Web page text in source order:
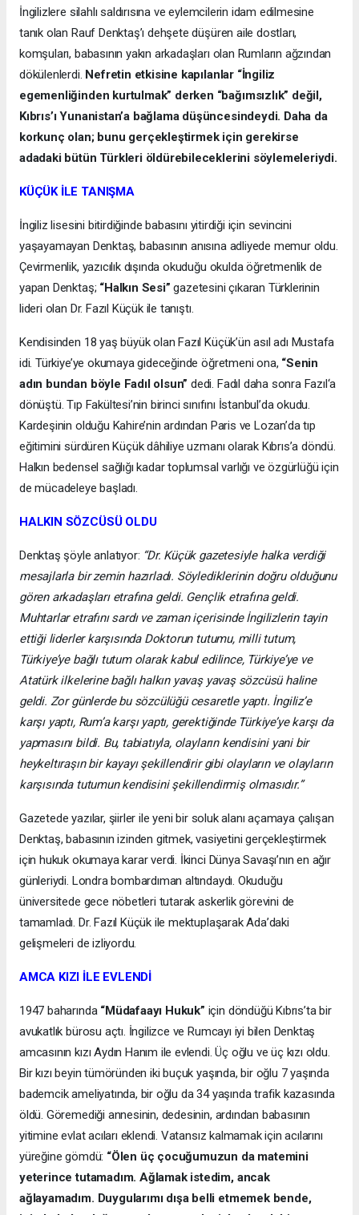
İngilizlere silahlı saldırısına ve eylemcilerin idam edilmesine
tanık olan Rauf Denktaş’ı dehşete düşüren aile dostları,
komşuları, babasının yakın arkadaşları olan Rumların ağzından
dökülenlerdi. Nefretin etkisine kapılanlar “İngiliz
egemenliğinden kurtulmak” derken “bağımsızlık” değil,
Kıbrıs’ı Yunanistan’a bağlama düşüncesindeydi. Daha da
korkunç olan; bunu gerçekleştirmek için gerekirse
adadaki bütün Türkleri öldürebileceklerini söylemeleriydi.
KÜÇÜK İLE TANIŞMA
İngiliz lisesini bitirdiğinde babasını yitirdiği için sevincini
yaşayamayan Denktaş, babasının anısına adliyede memur oldu.
Çevirmenlik, yazıcılık dışında okuduğu okulda öğretmenlik de
yapan Denktaş; “Halkın Sesi”gazetesini çıkaran Türklerinin
lideri olan Dr. Fazıl Küçük ile tanıştı.
Kendisinden 18 yaş büyük olan Fazıl Küçük’ün asıl adı Mustafa
idi. Türkiye’ye okumaya gideceğinde öğretmeni ona, “Senin
adın bundan böyle Fadıl olsun” dedi. Fadıl daha sonra Fazıl‘a
dönüştü. Tıp Fakültesi’nin birinci sınıfını İstanbul’da okudu.
Kardeşinin olduğu Kahire’nin ardından Paris ve Lozan’da tıp
eğitimini sürdüren Küçük dâhiliye uzmanı olarak Kıbrıs’a döndü.
Halkın bedensel sağlığı kadar toplumsal varlığı ve özgürlüğü için
de mücadeleye başladı.
HALKIN SÖZCÜSÜ OLDU
Denktaş şöyle anlatıyor: “Dr. Küçük gazetesiyle halka verdiği
mesajlarla bir zemin hazırladı. Söylediklerinin doğru olduğunu
gören arkadaşları etrafına geldi. Gençlik etrafına geldi.
Muhtarlar etrafını sardı ve zaman içerisinde İngilizlerin tayin
ettiği liderler karşısında Doktorun tutumu, milli tutum,
Türkiye’ye bağlı tutum olarak kabul edilince, Türkiye’ye ve
Atatürk ilkelerine bağlı halkın yavaş yavaş sözcüsü haline
geldi. Zor günlerde bu sözcülüğü cesaretle yaptı. İngiliz’e
karşı yaptı, Rum’a karşı yaptı, gerektiğinde Türkiye’ye karşı da
yapmasını bildi. Bu, tabiatıyla, olayların kendisini yani bir
heykeltıraşın bir kayayı şekillendirir gibi olayların ve olayların
karşısında tutumun kendisini şekillendirmiş olmasıdır.”
Gazetede yazılar, şiirler ile yeni bir soluk alanı açamaya çalışan
Denktaş, babasının izinden gitmek, vasiyetini gerçekleştirmek
için hukuk okumaya karar verdi. İkinci Dünya Savaşı’nın en ağır
günleriydi. Londra bombardıman altındaydı. Okuduğu
üniversitede gece nöbetleri tutarak askerlik görevini de
tamamladı. Dr. Fazıl Küçük ile mektuplaşarak Ada’daki
gelişmeleri de izliyordu.
AMCA KIZI İLE EVLENDİ
1947 baharında “Müdafaayı Hukuk” için döndüğü Kıbrıs’ta bir
avukatlık bürosu açtı. İngilizce ve Rumcayı iyi bilen Denktaş
amcasının kızı Aydın Hanım ile evlendi. Üç oğlu ve üç kızı oldu.
Bir kızı beyin tümöründen iki buçuk yaşında, bir oğlu 7 yaşında
bademcik ameliyatında, bir oğlu da 34 yaşında trafik kazasında
öldü. Göremediği annesinin, dedesinin, ardından babasının
yitimine evlat acıları eklendi. Vatansız kalmamak için acılarını
yüreğine gömdü: “Ölen üç çocuğumuzun da matemini
yeterince tutamadım. Ağlamak istedim, ancak
ağlayamadım. Duygularımı dışa belli etmemek bende,